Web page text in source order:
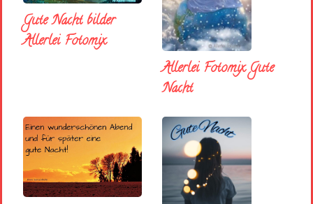
Gute Nacht bilder
Allerlei Fotomix
Allerlei Fotomix Gute
Nacht